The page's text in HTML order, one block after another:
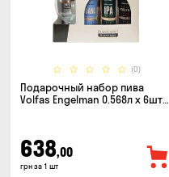
(0)
Подарочный набор пива
Volfas Engelman 0.568л x 6шт +
638,00
грн за 1 шт